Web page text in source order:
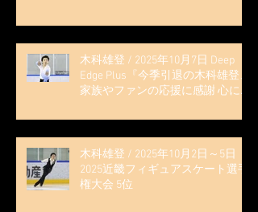
木科雄登 / 2025年10月7日 Deep
Edge Plus『今季引退の木科雄登、
家族やファンの応援に感謝 心に響
見に来て」』
木科雄登 / 2025年10月2日～5日
2025近畿フィギュアスケート選手
権大会 5位